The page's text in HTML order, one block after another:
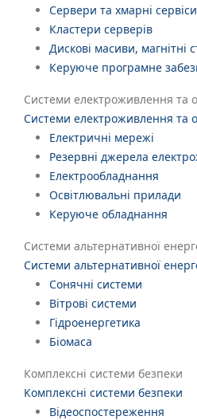
Сервери та хмарні сервіси
Кластери серверів
Дискові масиви, магнітні
Керуюче програмне
Системи електроживлення та
Системи електроживлення та
Електричні мережі
Резервні джерела
Електрообладнання
Освітлювальні прилади
Керуюче обладнання
Системи альтернативної
Системи альтернативної
Сонячні системи
Вітрові системи
Гідроенергетика
Біомаса
Комплексні системи безпеки
Комплексні системи безпеки
Відеоспостереження